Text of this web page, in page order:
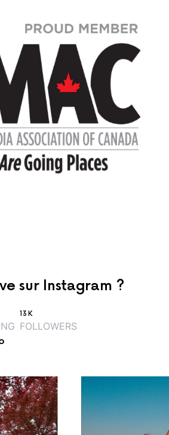
sur Instagram ?
13K
FOLLOWERS